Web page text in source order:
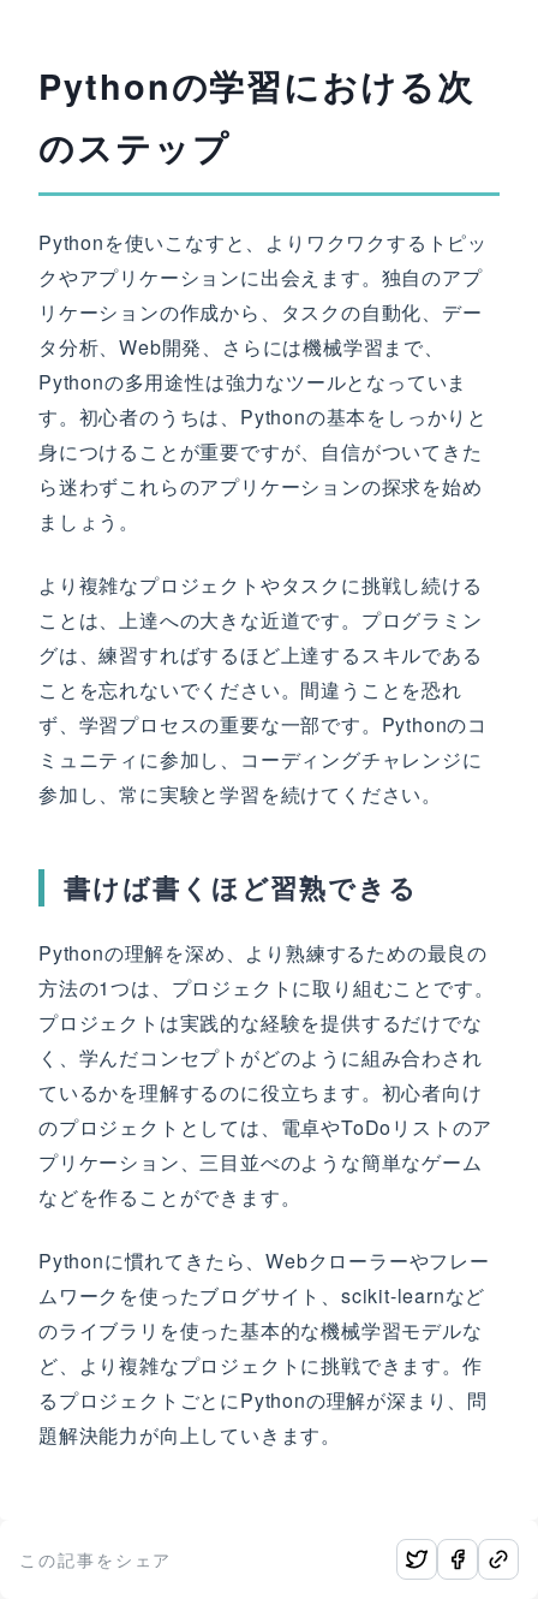
Pythonの学習における次
のステップ
Pythonを使いこなすと、よりワクワクするトピッ
クやアプリケーションに出会えます。独自のアプ
リケーションの作成から、タスクの自動化、デー
タ分析、Web開発、さらには機械学習まで、
Pythonの多用途性は強力なツールとなっていま
す。初心者のうちは、Pythonの基本をしっかりと
身につけることが重要ですが、自信がついてきた
ら迷わずこれらのアプリケーションの探求を始め
ましょう。
より複雑なプロジェクトやタスクに挑戦し続ける
ことは、上達への大きな近道です。プログラミン
グは、練習すればするほど上達するスキルである
ことを忘れないでください。間違うことを恐れ
ず、学習プロセスの重要な一部です。Pythonのコ
ミュニティに参加し、コーディングチャレンジに
参加し、常に実験と学習を続けてください。
書けば書くほど習熟できる
Pythonの理解を深め、より熟練するための最良の
方法の1つは、プロジェクトに取り組むことです。
プロジェクトは実践的な経験を提供するだけでな
く、学んだコンセプトがどのように組み合わされ
ているかを理解するのに役立ちます。初心者向け
のプロジェクトとしては、電卓やToDoリストのア
プリケーション、三目並べのような簡単なゲーム
などを作ることができます。
Pythonに慣れてきたら、Webクローラーやフレー
ムワークを使ったブログサイト、scikit-learnなど
のライブラリを使った基本的な機械学習モデルな
ど、より複雑なプロジェクトに挑戦できます。作
るプロジェクトごとにPythonの理解が深まり、問
題解決能力が向上していきます。
この記事をシェア